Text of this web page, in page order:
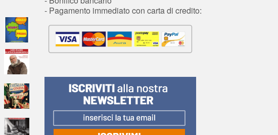
- Pagamento immediato con carta di credito: